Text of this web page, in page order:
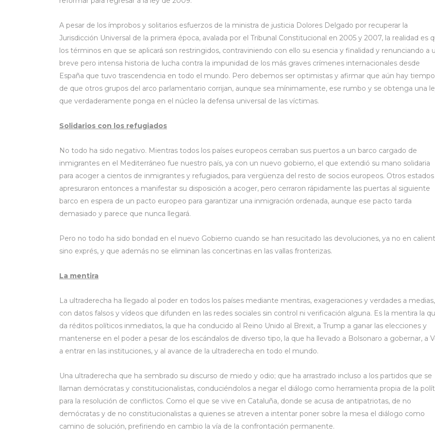
A pesar de los ímprobos y solitarios esfuerzos de la ministra de justicia Dolores Delgado por recuperar la
Jurisdicción Universal de la primera época, avalada por el Tribunal Constitucional en 2005 y 2007, la realidad es
los términos en que se aplicará son restringidos, contraviniendo con ello su esencia y finalidad y renunciando a
breve pero intensa historia de lucha contra la impunidad de los más graves crímenes internacionales desde
España que tuvo trascendencia en todo el mundo. Pero debemos ser optimistas y afirmar que aún hay tiempo
de que otros grupos del arco parlamentario corrijan, aunque sea mínimamente, ese rumbo y se obtenga una
que verdaderamente ponga en el núcleo la defensa universal de las víctimas.
Solidarios con los refugiados
No todo ha sido negativo. Mientras todos los países europeos cerraban sus puertos a un barco cargado de
inmigrantes en el Mediterráneo fue nuestro país, ya con un nuevo gobierno, el que extendió su mano solidaria
para acoger a cientos de inmigrantes y refugiados, para vergüenza del resto de socios europeos. Otros estados
apresuraron entonces a manifestar su disposición a acoger, pero cerraron rápidamente las puertas al siguiente
barco en espera de un pacto europeo para garantizar una inmigración ordenada, aunque ese pacto tarda
demasiado y parece que nunca llegará.
Pero no todo ha sido bondad en el nuevo Gobierno cuando se han resucitado las devoluciones, ya no en
sino exprés, y que además no se eliminan las concertinas en las vallas fronterizas.
La mentira
La ultraderecha ha llegado al poder en todos los países mediante mentiras, exageraciones y verdades a medias,
con datos falsos y vídeos que difunden en las redes sociales sin control ni verificación alguna. Es la mentira la
da réditos políticos inmediatos, la que ha conducido al Reino Unido al Brexit, a Trump a ganar las elecciones y
mantenerse en el poder a pesar de los escándalos de diverso tipo, la que ha llevado a Bolsonaro a gobernar, a
a entrar en las instituciones, y al avance de la ultraderecha en todo el mundo.
Una ultraderecha que ha sembrado su discurso de miedo y odio; que ha arrastrado incluso a los partidos que se
llaman demócratas y constitucionalistas, conduciéndolos a negar el diálogo como herramienta propia de la
para la resolución de conflictos. Como el que se vive en Cataluña, donde se acusa de antipatriotas, de no
demócratas y de no constitucionalistas a quienes se atreven a intentar poner sobre la mesa el diálogo como
camino de solución, prefiriendo en cambio la vía de la confrontación permanente.